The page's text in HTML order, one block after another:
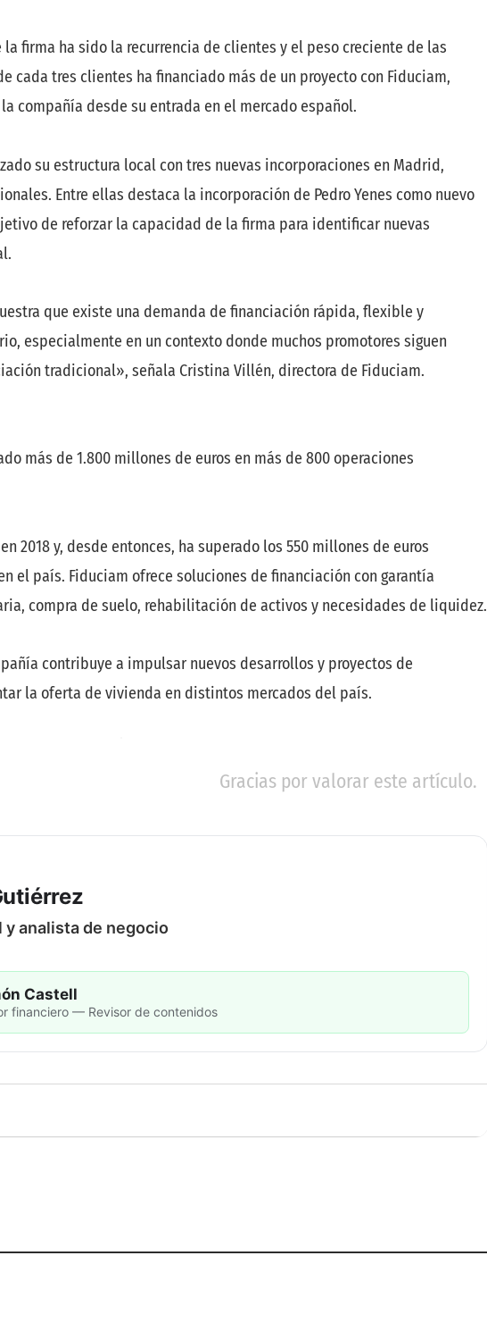
firma ha sido la recurrencia de clientes y el peso creciente de las
cada tres clientes ha financiado más de un proyecto con Fiduciam,
compañía desde su entrada en el mercado español.
su estructura local con tres nuevas incorporaciones en Madrid,
Entre ellas destaca la incorporación de Pedro Yenes como nuevo
de reforzar la capacidad de la firma para identificar nuevas
que existe una demanda de financiación rápida, flexible y
especialmente en un contexto donde muchos promotores siguen
tradicional», señala Cristina Villén, directora de Fiduciam.
más de 1.800 millones de euros en más de 800 operaciones
2018 y, desde entonces, ha superado los 550 millones de euros
el país. Fiduciam ofrece soluciones de financiación con garantía
compra de suelo, rehabilitación de activos y necesidades de liquidez.
contribuye a impulsar nuevos desarrollos y proyectos de
la oferta de vivienda en distintos mercados del país.
Gracias por valorar este artículo.
analista de negocio
Castell
financiero — Revisor de contenidos